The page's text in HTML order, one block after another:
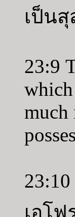
เป็น
23:9
much
เอโ